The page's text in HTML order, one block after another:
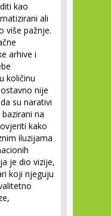
kao
ali
više pažnje.
arhive i
količinu
nije
su narativi
na
kako
iluzijama
je dio vizije,
koji njeguju